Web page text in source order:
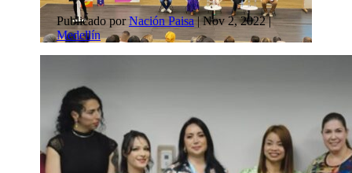
Publicado porNación Paisa|Nov 2, 2022|
Medellín